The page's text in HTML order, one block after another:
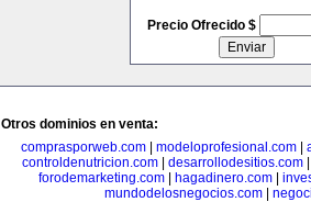
Precio Ofrecido $
Otros dominios en venta:
comprasporweb.com| modeloprofesional.com|
controldenutricion.com
desarrollodesitios.com
forodemarketing.com| hagadinero.com|
mundodelosnegocios.com